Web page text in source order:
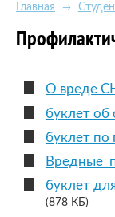
Главная →
О вреде
буклет об
буклет по
буклет
(878 КБ)